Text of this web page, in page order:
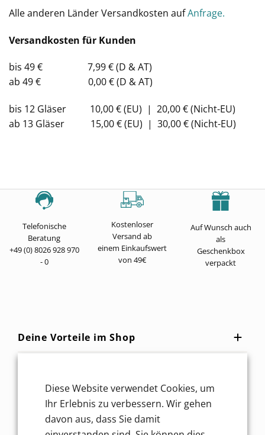
Alle anderen Länder Versandkosten aufAnfrage.
Versandkosten für Kunden
bis 49 € 7,99 € (D & AT)
ab 49 € 0,00 € (D & AT)
bis 12 Gläser 10,00 € (EU) | 20,00 € (Nicht-EU)
ab 13 Gläser 15,00 € (EU) | 30,00 € (Nicht-EU)
Telefonische
Beratung
+49 (0) 8026 928 970
- 0
Kostenloser
Versand ab
einem Einkaufswert
von 49€
Auf Wunsch auch
als
Geschenkbox
verpackt
Deine Vorteile im Shop
Service für dich
Diese Website verwendet Cookies, um
Ihr Erlebnis zu verbessern. Wir gehen
davon aus, dass Sie damit